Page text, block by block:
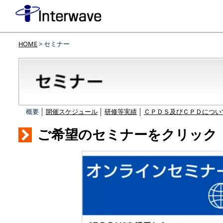
HOME> セミナー
概要 │ 開催スケジュール 研修等実績 ＣＰＤＳ及びＣＰＤにつ
ご希望のセミナーをクリック